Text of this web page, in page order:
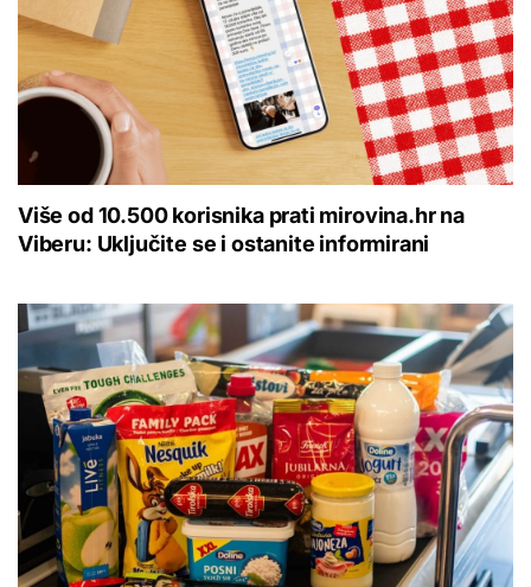
Više od 10.500 korisnika prati mirovina.hr na
Viberu: Uključite se i ostanite informirani